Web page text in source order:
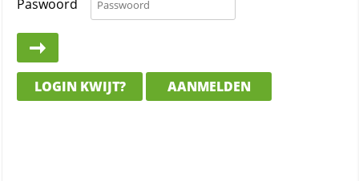
Paswoord
LOGIN KWIJT? AANMELDEN